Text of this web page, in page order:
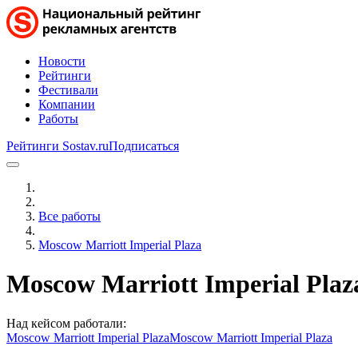
Новости
Рейтинги
Фестивали
Компании
Работы
Рейтинги Sostav.ruПодписаться
Все работы
Moscow Marriott Imperial Plaza
Moscow Marriott Imperial
Над кейсом работали:
Moscow Marriott Imperial PlazaMoscow Marriott Imperial Plaza